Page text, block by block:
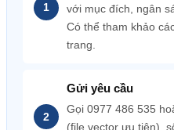
với mục đích, ngân
Có thể tham khảo
trang.
Gửi yêu cầu
Gọi 0977 486 535
(file vector ưu tiên),